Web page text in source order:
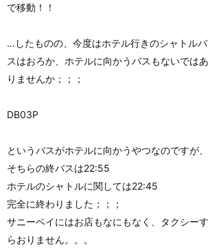
で移動！！
…したものの、今度はホテル行きのシャトルバ
スはおろか、ホテルに向かうバスもないではあ
りませんか；；；
DB03P
というバスがホテルに向かうやつなのですが、
そちらの終バスは22:55
ホテルのシャトルに関しては22:45
完全に終わりました；；；
サニーベイにはお店もなにもなく、タクシーす
らおりません。。。